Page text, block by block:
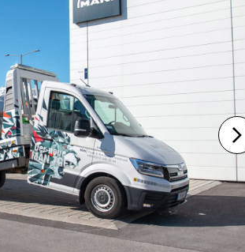
Kantelbare autotransporter
Open autotransporter